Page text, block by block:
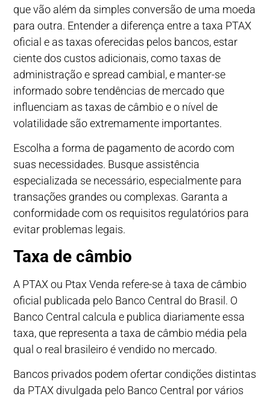
que vão além da simples conversão de uma moeda
para outra. Entender a diferença entre a taxa PTAX
oficial e as taxas oferecidas pelos bancos, estar
ciente dos custos adicionais, como taxas de
administração e spread cambial, e manter-se
informado sobre tendências de mercado que
influenciam as taxas de câmbio e o nível de
volatilidade são extremamente importantes.
Escolha a forma de pagamento de acordo com
suas necessidades. Busque assistência
especializada se necessário, especialmente para
transações grandes ou complexas. Garanta a
conformidade com os requisitos regulatórios para
evitar problemas legais.
Taxa de câmbio
A PTAX ou Ptax Venda refere-se à taxa de câmbio
oficial publicada pelo Banco Central do Brasil. O
Banco Central calcula e publica diariamente essa
taxa, que representa a taxa de câmbio média pela
qual o real brasileiro é vendido no mercado.
Bancos privados podem ofertar condições distintas
da PTAX divulgada pelo Banco Central por vários